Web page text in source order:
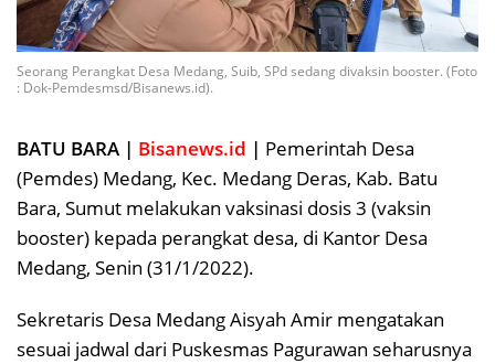
Seorang Perangkat Desa Medang, Suib, SPd sedang divaksin booster. (Foto
: Dok-Pemdesmsd/Bisanews.id).
BATU BARA | Bisanews.id | Pemerintah Desa
(Pemdes) Medang, Kec. Medang Deras, Kab. Batu
Bara, Sumut melakukan vaksinasi dosis 3 (vaksin
booster) kepada perangkat desa, di Kantor Desa
Medang, Senin (31/1/2022).
Sekretaris Desa Medang Aisyah Amir mengatakan
sesuai jadwal dari Puskesmas Pagurawan seharusnya